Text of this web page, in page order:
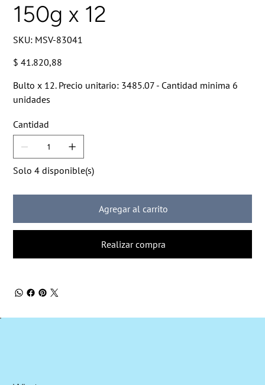
150g x 12
SKU: SKU
MSV-
MSV-83041
Precio
$ 41.820,88
Bulto x 12. Precio unitario: 3485.07 - Cantidad minima 6
unidades
Cantidad
Solo 4 disponible(s)
Agregar al carrito
Realizar compra